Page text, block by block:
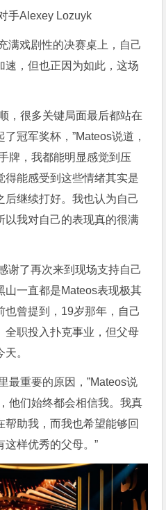
手Alexey Lozuyk
满戏剧性的决赛桌上，自己
速，但也正因为如此，这场
，很多关键局面最后都站在
冠军奖杯，”Mateos说道，
牌，我都能明显感觉到压
得能感受到这些情绪其实是
后继续打好。我也认为自己
以我对自己的表现真的很满
谢了再次来到现场支持自己
山一直都是Mateos表现极其
也曾提到，19岁那年，自己
全职投入扑克事业，但父母
。
最重要的原因，”Mateos说
他们始终都会相信我。我真
助我，而我也希望能够回
这样优秀的父母。”